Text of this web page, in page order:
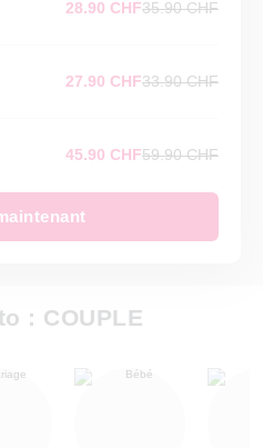
28.90 CHF35.90 CHF
27.90 CHF33.90 CHF
45.90 CHF59.90 CHF
: COUPLE